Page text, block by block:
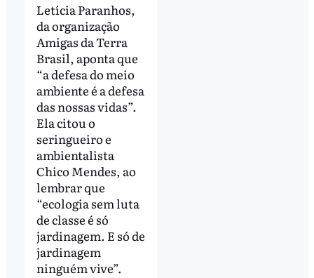
Letícia Paranhos,
da organização
Amigas da Terra
Brasil, aponta que
“a defesa do meio
ambiente é a defesa
das nossas vidas”.
Ela citou o
seringueiro e
ambientalista
Chico Mendes, ao
lembrar que
“ecologia sem luta
de classe é só
jardinagem. E só de
jardinagem
ninguém vive”.